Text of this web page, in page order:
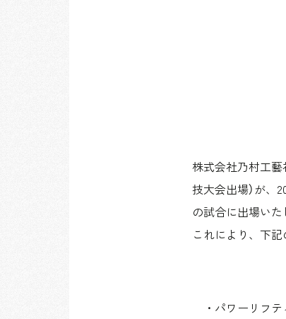
株式会社乃村工
技大会出場）が、
の試合に出場い
これにより、下
・パワーリフテ